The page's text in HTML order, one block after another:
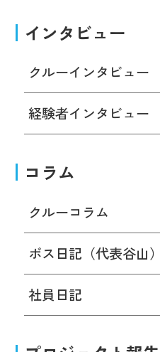
インタビュー
クルーインタビュー
経験者インタビュー
コラム
クルーコラム
ボス日記（代表谷山）
社員日記